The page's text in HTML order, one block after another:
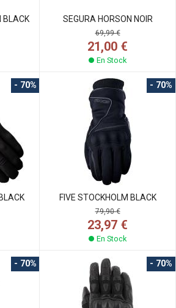
BLACK SEGURA HORSON NOIR
69,99 €
21,00 €
En Stock
- 70%
FIVE STOCKHOLM BLACK
- 70%
79,90 €
23,97 €
En Stock
- 70% - 70%